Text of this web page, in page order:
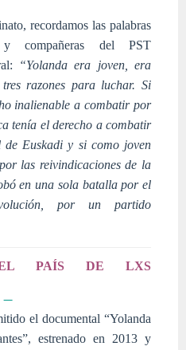
recordamos las palabras
compañeras del PST
“Yolanda era joven, era
razones para luchar. Si
inalienable a combatir por
tenía el derecho a combatir
Euskadi y si como joven
las reivindicaciones de la
en una sola batalla por el
por un partido
PAÍS DE LXS
el documental “Yolanda
estrenado en 2013 y